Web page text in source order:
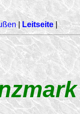
|Leitseite|